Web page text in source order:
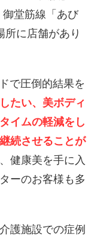
堂筋線「あび
所に店舗があり
で圧倒的結果を
たい、美ボディ
イムの軽減をし
続させることが
健康美を手に入
ーのお客様も多
護施設での症例